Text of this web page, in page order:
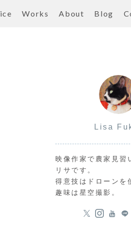
Works About Blog
Lisa
映像作家で農家見習
リサです。
得意技はドローンを
趣味は星空撮影。